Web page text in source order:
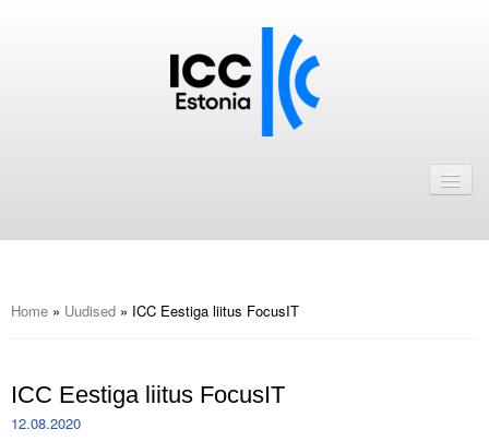
ICC Eesti liikmebaas
Astu ICC Eesti liikmeks!
Home » Uudised » ICC Eestiga liitus FocusIT
ICC Eestiga liitus FocusIT
12.08.2020